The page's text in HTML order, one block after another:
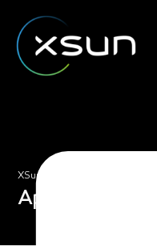
XSun — Applications
Applications